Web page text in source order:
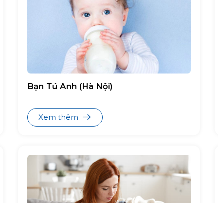
Colos Fresh Milk
ColosBaby Gold for Mum
ColosBaby IQ Gold
Oggi
Calokid Gold
Vitagrow
Calosure
Nepro
Bạn Tú Anh (Hà Nội)
Xem thêm